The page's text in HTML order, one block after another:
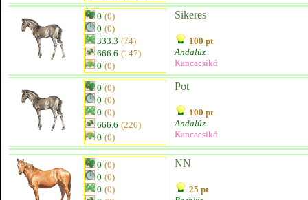
0 (0)
0 (0)
333.3 (74)
666.6 (147)
0 (0)
Sikeres
100 pt
Andalúz
Kancacsikó
0 (0)
0 (0)
0 (0)
666.6 (220)
0 (0)
Pot
100 pt
Andalúz
Kancacsikó
0 (0)
0 (0)
0 (0)
NN
25 pt